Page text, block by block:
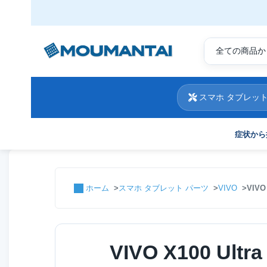
症状か
スマホ タブレッ
ホーム スマホ タブレット パーツ VIVO
VIVO X100